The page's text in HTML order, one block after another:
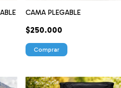
CAMA PLEGABLE
$250.000
Comprar